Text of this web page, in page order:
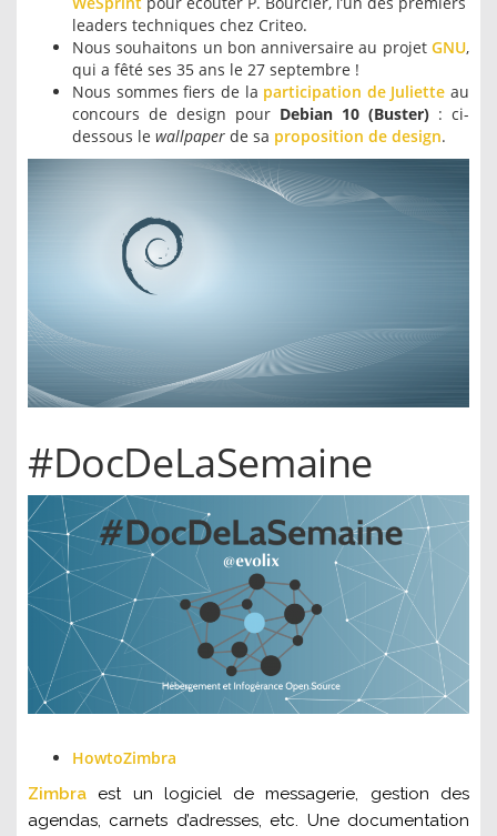
leaders techniques chez Criteo.
Nous souhaitons un bon anniversaire au projet GNU,
qui a fêté ses 35 ans le 27 septembre !
Nous sommes fiers de la participation de Juliette au
concours de design pour Debian 10 (Buster) : ci-
dessous le wallpaper de sa proposition de design.
#DocDeLaSemaine
HowtoZimbra
Zimbra est un logiciel de messagerie, gestion des
agendas, carnets d’adresses, etc. Une documentation